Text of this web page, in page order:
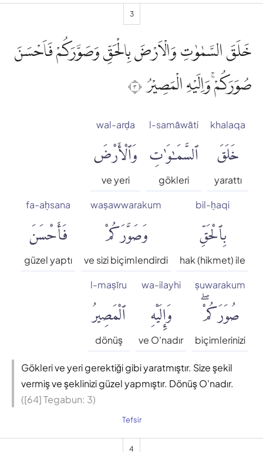
3
خَلَقَ السَّمٰوٰتِ وَالْاَرْضَ بِالْحَقِّ وَصَوَّرَكُمْ فَاَحْسَنَ
صُوَرَكُمْۚ وَاِلَيْهِ الْمَصِيْرُ ٣
khalaqa
خَلَقَ
yarattı
l-samāwāti
ٱلسَّمَٰوَٰتِ
gökleri
wal-arḍa
وَٱلْأَرْضَ
ve yeri
bil-ḥaqi
بِٱلْحَقِّ
hak (hikmet) ile
waṣawwarakum
وَصَوَّرَكُمْ
ve sizi biçimlendirdi
fa-aḥsana
فَأَحْسَنَ
güzel yaptı
ṣuwarakum
صُوَرَكُمْۖ
biçimlerinizi
wa-ilayhi
وَإِلَيْهِ
ve O'nadır
l-maṣīru
ٱلْمَصِيرُ
dönüş
Gökleri ve yeri gerektiği gibi yaratmıştır. Size şekil
vermiş ve şeklinizi güzel yapmıştır. Dönüş O'nadır.
([64] Tegabun: 3)
Tefsir
4